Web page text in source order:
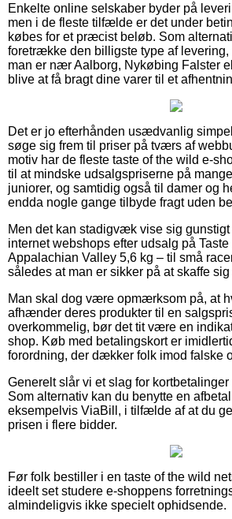
Enkelte online selskaber byder på
men i de fleste tilfælde er det under
købes for et præcist beløb. Som
foretrække den billigste type af levering,
man er nær Aalborg, Nykøbing Falster
blive at få bragt dine varer til et
Det er jo efterhånden usædvanlig
søge sig frem til priser på tværs af
motiv har de fleste taste of the wild e-
til at mindske udsalgspriserne på
juniorer, og samtidig også til damer og
endda nogle gange tilbyde fragt uden
Men det kan stadigvæk vise sig
internet webshops efter udsalg på Taste
Appalachian Valley 5,6 kg – til små
således at man er sikker på at skaffe
Man skal dog være opmærksom på, at
afhænder deres produkter til en
overkommelig, bør det tit være en
shop. Køb med betalingskort er
forordning, der dækker folk imod falske
Generelt slår vi et slag for
Som alternativ kan du benytte en
eksempelvis ViaBill, i tilfælde af at du
prisen i flere bidder.
Før folk bestiller i en taste of the wild
ideelt set studere e-shoppens
almindeligvis ikke specielt ophidsende.